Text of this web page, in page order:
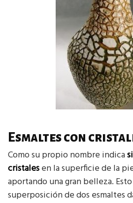
Esmaltes con
Como su propio nombre indica
cristalesen la superficie de la
aportando una gran belleza.
superposición de dos esmaltes